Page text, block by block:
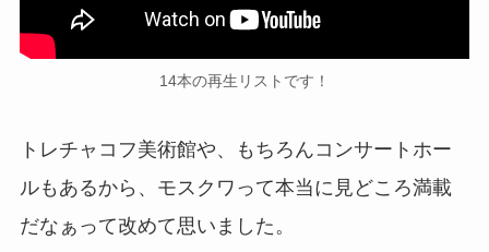
14本の再生リストです！
トレチャコフ美術館や、もちろんコンサートホー
ルもあるから、モスクワって本当に見どころ満載
だなぁって改めて思いました。